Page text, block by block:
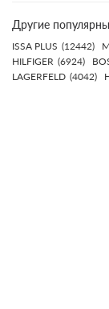
Другие
ISSA PLUS (12442)
HILFIGER (6924)
LAGERFELD (4042)